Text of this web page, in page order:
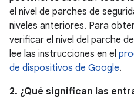
el nivel de parches de
niveles anteriores. Para
verificar el nivel del parche
lee las instrucciones en el
de dispositivos de Google.
2. ¿Qué significan las